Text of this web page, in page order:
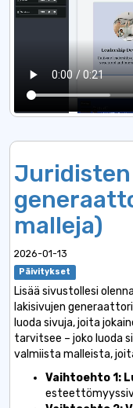
malleja)
2026-01-13
Päivitykset
Lisää sivustollesi
lakisivujen
luoda sivuja, joita
tarvitsee – joko luoda
valmiista malleista,
Vaihtoehto 1: